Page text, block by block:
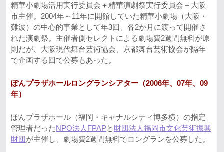
精華小劇場活用実行委員会＋精華演劇祭実行委員会＋大阪
市主催。2004年～11年に開館していた精華小劇場（大阪・
難波）の中心的事業として年3回、各2か月に渡って開催さ
れた演劇祭。主催者側セレクトによる劇場費2週間無料が原
則だが、大阪現代舞台芸術協会、京都舞台芸術協会が隔年
で企画する回で公募もあった。
ぽんプラザホールロングランシアター（2006年、07年、09
年）
ぽんプラザホール（福岡・キャナルシティ博多横）の指定
管理者だった NPO法人FPAPと 財団法人福岡市文化芸術振興
財団 が主催し、劇場費2週間無料でロングランを公募した。